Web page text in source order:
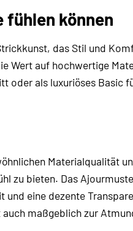
fühlen können
das Stil und
Wert auf hochwertige
oder als luxuriöses Basic
Materialqualität
zu bieten. Das
eine dezente
maßgeblich zur